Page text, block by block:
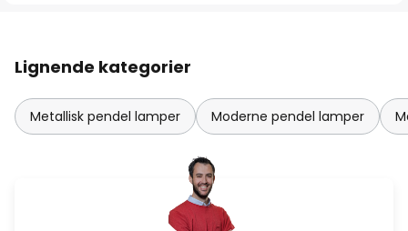
Lignende kategorier
Metallisk pendel lamper Moderne pendel lamper